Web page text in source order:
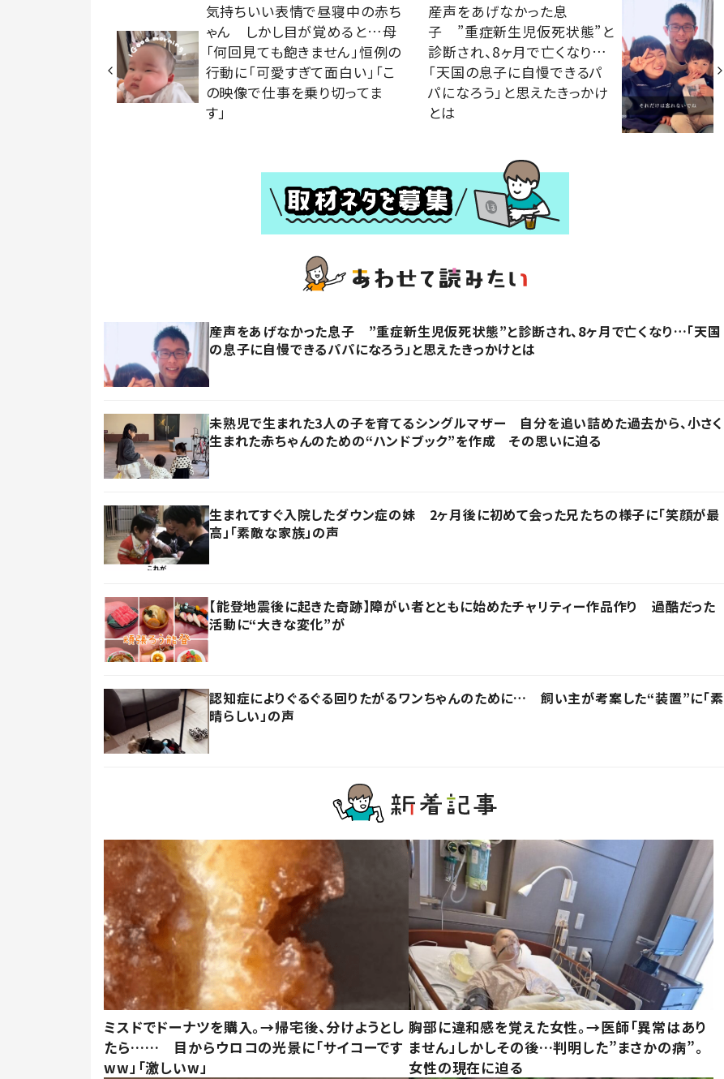
気持ちいい表情で昼寝中の赤ち
ゃん しかし目が覚めると…母
「何回見ても飽きません」恒例の
行動に「可愛すぎて面白い」「こ
の映像で仕事を乗り切ってま
す」
産声をあげなかった息
子 ”重症新生児仮死状態”と
診断され、8ヶ月で亡くなり…
「天国の息子に自慢できるパ
パになろう」と思えたきっかけ
とは
産声をあげなかった息子 ”重症新生児仮死状態”と診断され、8ヶ月で亡くなり…「天国
の息子に自慢できるパパになろう」と思えたきっかけとは
未熟児で生まれた3人の子を育てるシングルマザー 自分を追い詰めた過去から、小さく
生まれた赤ちゃんのための“ハンドブック”を作成 その思いに迫る
生まれてすぐ入院したダウン症の妹 2ヶ月後に初めて会った兄たちの様子に「笑顔が最
高」「素敵な家族」の声
【能登地震後に起きた奇跡】障がい者とともに始めたチャリティー作品作り 過酷だった
活動に“大きな変化”が
認知症によりぐるぐる回りたがるワンちゃんのために… 飼い主が考案した“装置”に「素
晴らしい」の声
ミスドでドーナツを購入。→帰宅後、分けようとし
たら…… 目からウロコの光景に「サイコーです
ww」「激しいw」
胸部に違和感を覚えた女性。→医師「異常はあり
ません」しかしその後…判明した”まさかの病”。
女性の現在に迫る